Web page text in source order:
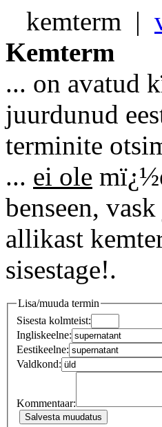
kemterm |
Kemterm
... on avatud
juurdunud
terminite
... ei ole
benseen,
allikast
sisestage!.
Lisa/muuda termin
Sisesta kolmteist:
Ingliskeelne:
Eestikeelne:
Valdkond:
Kommentaar: